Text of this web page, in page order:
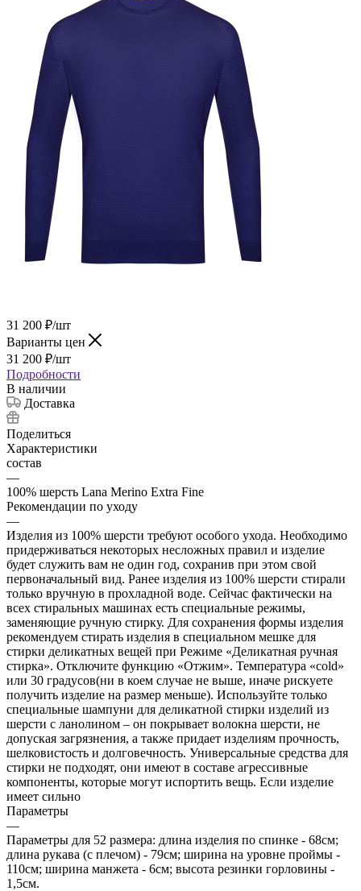
31 200 ₽/шт
Варианты цен
31 200 ₽/шт
Подробности
В наличии
Доставка
Поделиться
Характеристики
состав
—
100% шерсть Lana Merino Extra Fine
Рекомендации по уходу
—
Изделия из 100% шерсти требуют особого ухода. Необходимо
придерживаться некоторых несложных правил и изделие
будет служить вам не один год, сохранив при этом свой
первоначальный вид. Ранее изделия из 100% шерсти стирали
только вручную в прохладной воде. Сейчас фактически на
всех стиральных машинах есть специальные режимы,
заменяющие ручную стирку. Для сохранения формы изделия
рекомендуем стирать изделия в специальном мешке для
стирки деликатных вещей при Режиме «Деликатная ручная
стирка». Отключите функцию «Отжим». Температура «cold»
или 30 градусов(ни в коем случае не выше, иначе рискуете
получить изделие на размер меньше). Используйте только
специальные шампуни для деликатной стирки изделий из
шерсти с ланолином – он покрывает волокна шерсти, не
допуская загрязнения, а также придает изделиям прочность,
шелковистость и долговечность. Универсальные средства для
стирки не подходят, они имеют в составе агрессивные
компоненты, которые могут испортить вещь. Если изделие
имеет сильно
Параметры
—
Параметры для 52 размера: длина изделия по спинке - 68см;
длина рукава (с плечом) - 79см; ширина на уровне проймы -
110см; ширина манжета - 6см; высота резинки горловины -
1,5см.